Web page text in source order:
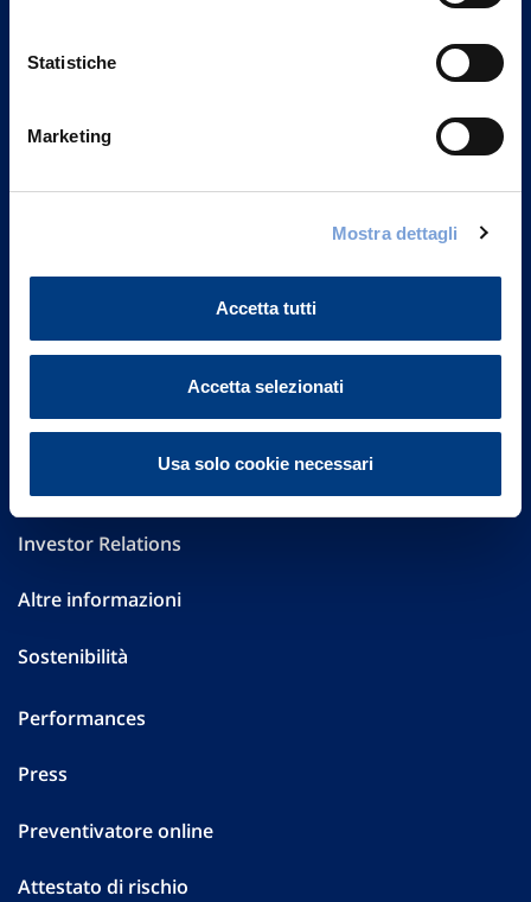
Statistiche
Marketing
Mostra dettagli
Accetta tutti
Accetta selezionati
Usa solo cookie necessari
20149 Milano
FAQ
Investor Relations
Altre informazioni
Sostenibilità
Performances
Press
Preventivatore online
Attestato di rischio